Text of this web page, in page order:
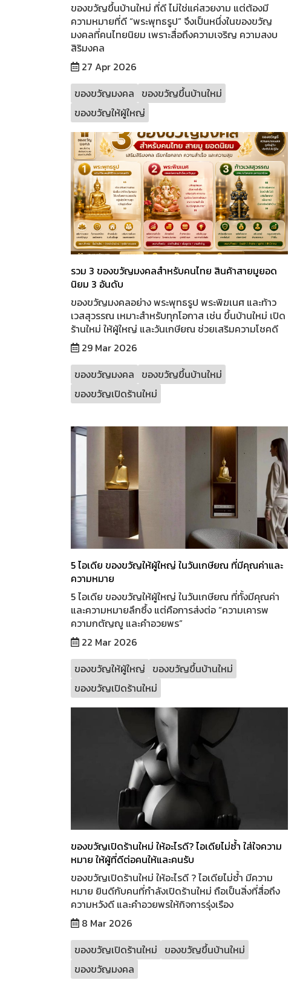
ของขวัญขึ้นบ้านใหม่ ที่ดี ไม่ใช่แค่สวยงาม แต่ต้องมี
ความหมายที่ดี “พระพุทธรูป” จึงเป็นหนึ่งในของขวัญ
มงคลที่คนไทยนิยม เพราะสื่อถึงความเจริญ ความสงบ
สิริมงคล
27 Apr 2026
ของขวัญมงคล ของขวัญขึ้นบ้านใหม่
ของขวัญให้ผู้ใหญ่
รวม 3 ของขวัญมงคลสำหรับคนไทย สินค้าสายมูยอด
นิยม 3 อันดับ
ของขวัญมงคลอย่าง พระพุทธรูป พระพิฆเนศ และท้าว
เวสสุวรรณ เหมาะสำหรับทุกโอกาส เช่น ขึ้นบ้านใหม่ เปิด
ร้านใหม่ ให้ผู้ใหญ่ และวันเกษียณ ช่วยเสริมความโชคดี
29 Mar 2026
ของขวัญมงคล ของขวัญขึ้นบ้านใหม่
ของขวัญเปิดร้านใหม่
5 ไอเดีย ของขวัญให้ผู้ใหญ่ ในวันเกษียณ ที่มีคุณค่าและ
ความหมาย
5 ไอเดีย ของขวัญให้ผู้ใหญ่ ในวันเกษียณ ที่ทั้งมีคุณค่า
และความหมายลึกซึ้ง แต่คือการส่งต่อ “ความเคารพ
ความกตัญญู และคำอวยพร”
22 Mar 2026
ของขวัญให้ผู้ใหญ่ ของขวัญขึ้นบ้านใหม่
ของขวัญเปิดร้านใหม่
ของขวัญเปิดร้านใหม่ ให้อะไรดี? ไอเดียไม่ซ้ำ ใส่ใจความ
หมาย ให้ผู้ที่ดีต่อคนให้และคนรับ
ของขวัญเปิดร้านใหม่ ให้อะไรดี ? ไอเดียไม่ซ้ำ มีความ
หมาย ยินดีกับคนที่กำลังเปิดร้านใหม่ ถือเป็นสิ่งที่สื่อถึง
ความหวังดี และคำอวยพรให้กิจการรุ่งเรือง
8 Mar 2026
ของขวัญเปิดร้านใหม่ ของขวัญขึ้นบ้านใหม่
ของขวัญมงคล